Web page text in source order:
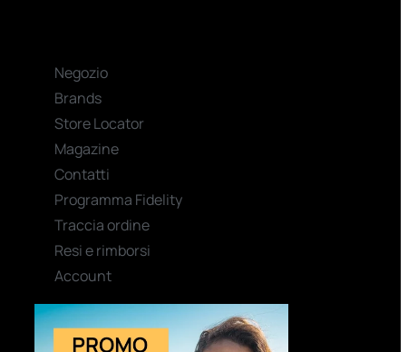
Negozio
Brands
Store Locator
Magazine
Contatti
Programma Fidelity
Traccia ordine
Resi e rimborsi
Account